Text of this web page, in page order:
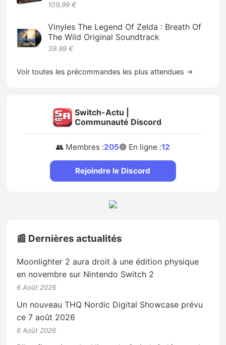
109,99 €
Vinyles The Legend Of Zelda : Breath Of
The Wild Original Soundtrack
39.99 €
Voir toutes les précommandes les plus attendues →
Switch-Actu |
Communauté Discord
👥 Membres :205🟢 En ligne :12
Rejoindre le Discord
📰 Dernières actualités
Moonlighter 2 aura droit à une édition physique
en novembre sur Nintendo Switch 2
6 Août 2026
Un nouveau THQ Nordic Digital Showcase prévu
ce 7 août 2026
6 Août 2026